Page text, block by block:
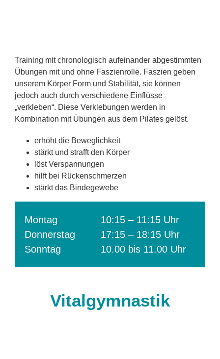
Training mit chronologisch aufeinander abgestimmten
Übungen mit und ohne Faszienrolle. Faszien geben
unserem Körper Form und Stabilität, sie können
jedoch auch durch verschiedene Einflüsse
„verkleben“. Diese Verklebungen werden in
Kombination mit Übungen aus dem Pilates gelöst.
erhöht die Beweglichkeit
stärkt und strafft den Körper
löst Verspannungen
hilft bei Rückenschmerzen
stärkt das Bindegewebe
Montag
Donnerstag
Sonntag
10:15 – 11:15 Uhr
17:15 – 18:15 Uhr
10.00 bis 11.00 Uhr
Vitalgymnastik